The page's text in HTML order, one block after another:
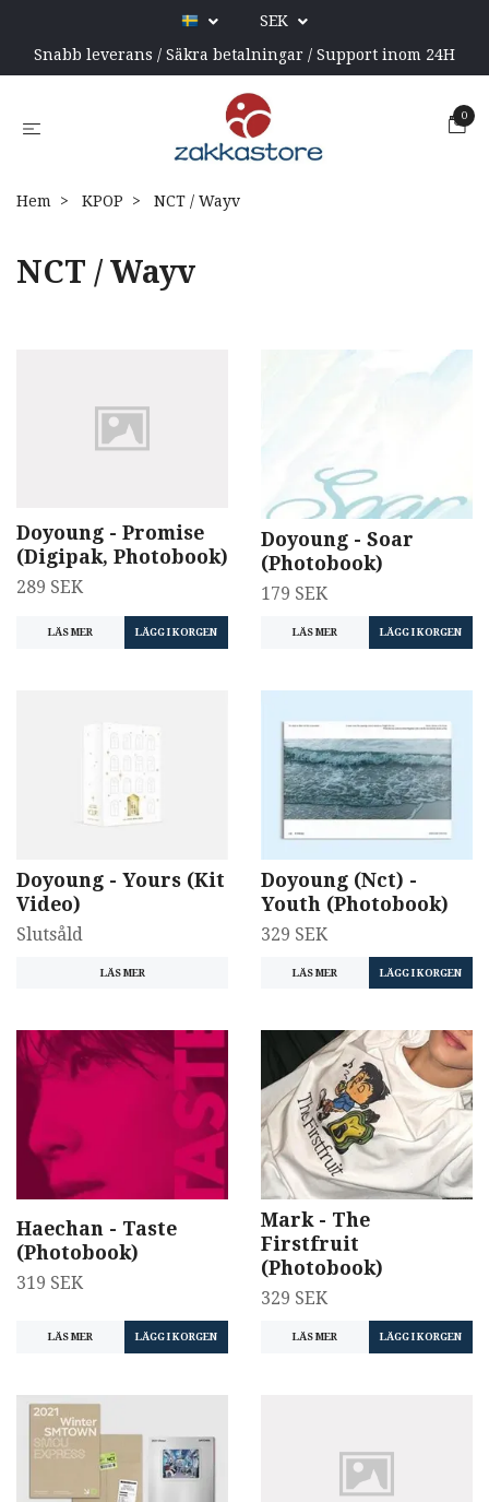
SEK
Snabb leverans / Säkra betalningar / Support inom 24H
0
Hem KPOP NCT / Wayv
NCT / Wayv
Doyoung - Promise
(Digipak, Photobook)
289 SEK
LÄS MER
Doyoung - Soar
(Photobook)
179 SEK
LÄS MER
Doyoung - Yours (Kit
Video)
Slutsåld
LÄS MER
Doyoung (Nct) -
Youth (Photobook)
329 SEK
LÄS MER
Haechan - Taste
(Photobook)
319 SEK
LÄS MER
Mark - The
Firstfruit
(Photobook)
329 SEK
LÄS MER